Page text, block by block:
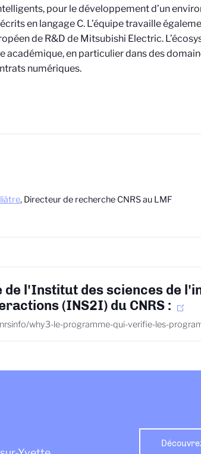
pour le développement d’un
en langage C. L’équipe travaille
de R&D de Mitsubishi Electric.
académique, en particulier dans des
numériques.
,Directeur de recherche CNRS au LMF
de l'Institut des sciences de
(INS2I) du CNRS :
why3-le-programme-qui-verifie-les-